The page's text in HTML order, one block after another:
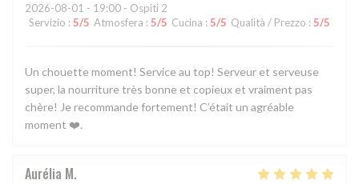
2026-08-01 - 19:00 - Ospiti 2
Servizio : 5/5 Atmosfera : 5/5 Cucina : 5/5 Qualità / Prezzo : 5/5
Un chouette moment! Service au top! Serveur et serveuse
super, la nourriture très bonne et copieux et vraiment pas
chère! Je recommande fortement! C’était un agréable
moment ❤️.
Aurélia M